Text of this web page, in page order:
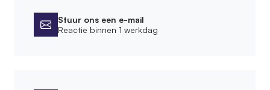
Stuur ons een e-mail
Reactie binnen 1 werkdag